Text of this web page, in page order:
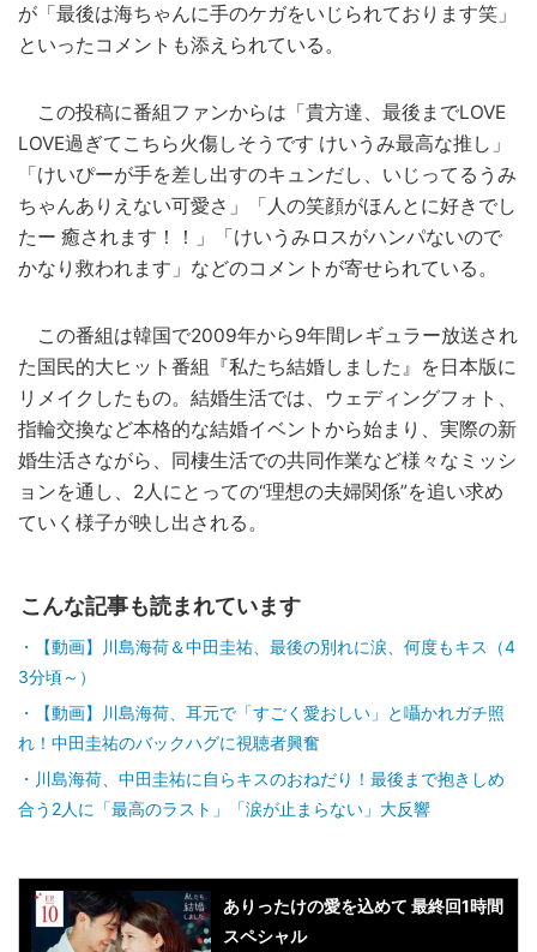
が「最後は海ちゃんに手のケガをいじられております笑」
といったコメントも添えられている。
この投稿に番組ファンからは「貴方達、最後までLOVE
LOVE過ぎてこちら火傷しそうです けいうみ最高な推し」
「けいぴーが手を差し出すのキュンだし、いじってるうみ
ちゃんありえない可愛さ」「人の笑顔がほんとに好きでし
たー 癒されます！！」「けいうみロスがハンパないので
かなり救われます」などのコメントが寄せられている。
この番組は韓国で2009年から9年間レギュラー放送され
た国民的大ヒット番組『私たち結婚しました』を日本版に
リメイクしたもの。結婚生活では、ウェディングフォト、
指輪交換など本格的な結婚イベントから始まり、実際の新
婚生活さながら、同棲生活での共同作業など様々なミッシ
ョンを通し、2人にとっての“理想の夫婦関係”を追い求め
ていく様子が映し出される。
こんな記事も読まれています
【動画】川島海荷＆中田圭祐、最後の別れに涙、何度もキス（4
3分頃～）
【動画】川島海荷、耳元で「すごく愛おしい」と囁かれガチ照
れ！中田圭祐のバックハグに視聴者興奮
川島海荷、中田圭祐に自らキスのおねだり！最後まで抱きしめ
合う2人に「最高のラスト」「涙が止まらない」大反響
ありったけの愛を込めて 最終回1時間
スペシャル